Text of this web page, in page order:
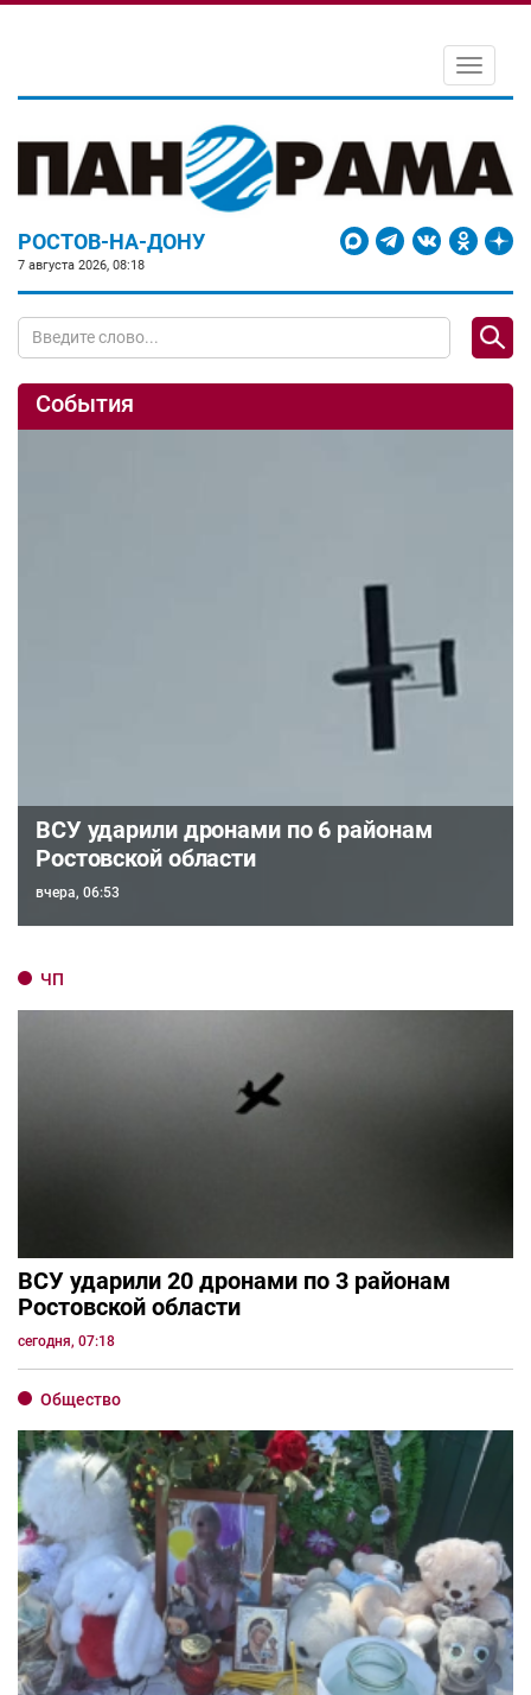
Toggle
РОСТОВ-НА-ДОНУ
7 августа 2026, 08:18
События
ВСУ ударили дронами по 6 районам
Ростовской области
вчера, 06:53
ЧП
ВСУ ударили 20 дронами по 3 районам
Ростовской области
сегодня, 07:18
Общество